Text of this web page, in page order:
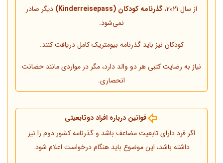
از سال 2021،
گذرنامه کودکان (Kinderreisepass)
دیگر صادر
نمی‌شود.
کودکان نیز باید گذرنامه بیومتریک کامل دریافت کنند.
نیاز به رضایت کتبی هر دو والد دارد، مگر در مواردی مانند حضانت
انحصاری.
قوانین درباره افراد دوتابعیتی
اگر فرد دارای تابعیت مضاعف باشد و گذرنامه کشور دوم را نیز
داشته باشد، این موضوع باید هنگام درخواست اعلام شود.